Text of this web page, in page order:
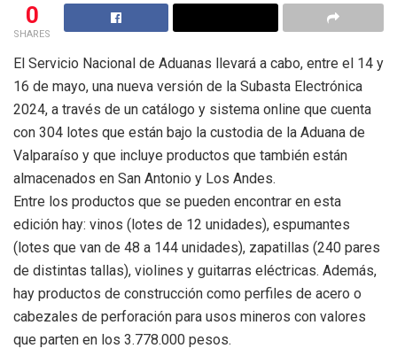
0
SHARES
El Servicio Nacional de Aduanas llevará a cabo, entre el 14 y
16 de mayo, una nueva versión de la Subasta Electrónica
2024, a través de un catálogo y sistema online que cuenta
con 304 lotes que están bajo la custodia de la Aduana de
Valparaíso y que incluye productos que también están
almacenados en San Antonio y Los Andes.
Entre los productos que se pueden encontrar en esta
edición hay: vinos (lotes de 12 unidades), espumantes
(lotes que van de 48 a 144 unidades), zapatillas (240 pares
de distintas tallas), violines y guitarras eléctricas. Además,
hay productos de construcción como perfiles de acero o
cabezales de perforación para usos mineros con valores
que parten en los 3.778.000 pesos.